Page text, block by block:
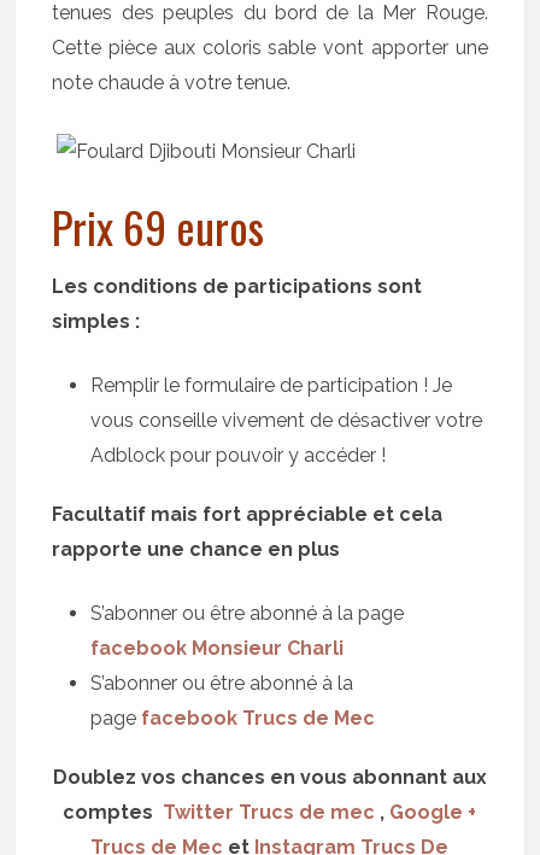
tenues des peuples du bord de la Mer Rouge.
Cette pièce aux coloris sable vont apporter une
note chaude à votre tenue.
Prix 69 euros
Les conditions de participations sont
simples :
Remplir le formulaire de participation ! Je
vous conseille vivement de désactiver votre
Adblock pour pouvoir y accéder !
Facultatif mais fort appréciable et cela
rapporte une chance en plus
S’abonner ou être abonné à la page
facebook Monsieur Charli
S’abonner ou être abonné à la
page facebook Trucs de Mec
Doublez vos chances en vous abonnant aux
comptes Twitter Trucs de mec , Google +
Trucs de Mec et Instagram Trucs De